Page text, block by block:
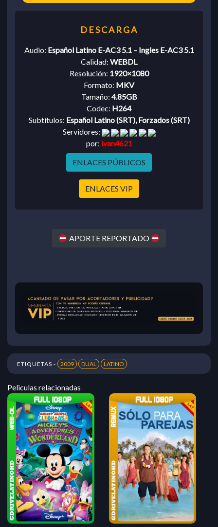
Audio: Español Latino E-AC3 5.1 – Ingles E-AC3 5.1
Calidad: WEBDL
Resolución: 1920×1080
Formato: MKV
Tamaño: 4.85GB
Codec: H264
Subtítulos: Español Latino (SRT), Forzados (SRT)
Servidores:
por: ivan4621
ENLACES PÚBLICOS
ENLACES VIP
APORTE REPORTADO
ETIQUETAS - 2009 DUAL LATINO
Peliculas relacionadas